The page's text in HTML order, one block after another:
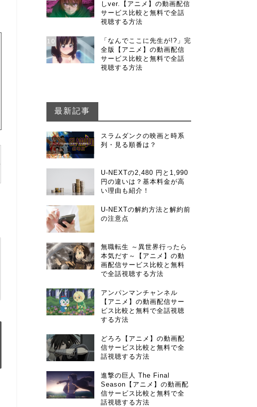
しver.【アニメ】の動画配信
サービス比較と無料で全話
視聴する方法
10
「なんでここに先生が!?」完
全版【アニメ】の動画配信
サービス比較と無料で全話
視聴する方法
最新記事
スラムダンクの映画と時系
列・見る順番は？
U-NEXTの2,480 円と1,990
円の違いは？基本料金が高
い理由も紹介！
U-NEXTの解約方法と解約前
の注意点
無職転生 ～異世界行ったら
本気だす～【アニメ】の動
画配信サービス比較と無料
で全話視聴する方法
アンパンマンチャンネル
【アニメ】の動画配信サー
ビス比較と無料で全話視聴
する方法
どろろ【アニメ】の動画配
信サービス比較と無料で全
話視聴する方法
進撃の巨人 The Final
Season【アニメ】の動画配
信サービス比較と無料で全
話視聴する方法